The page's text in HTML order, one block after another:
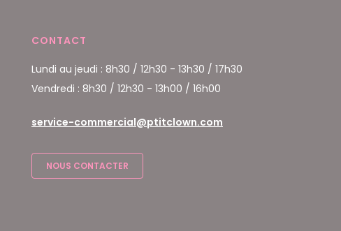
CONTACT
Lundi au jeudi : 8h30 / 12h30 - 13h30 / 17h30
Vendredi : 8h30 / 12h30 - 13h00 / 16h00
service-commercial@ptitclown.com
NOUS CONTACTER